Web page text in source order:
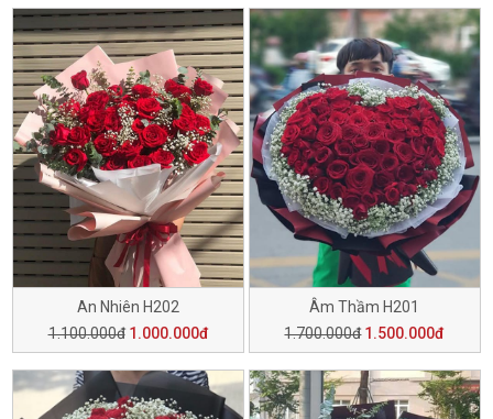
An Nhiên H202
1.100.000đ 1.000.000đ
Âm Thầm H201
1.700.000đ 1.500.000đ